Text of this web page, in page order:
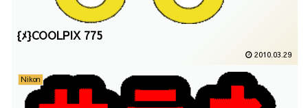
{ﾒ}COOLPIX 775
2010.03.29
Nikon